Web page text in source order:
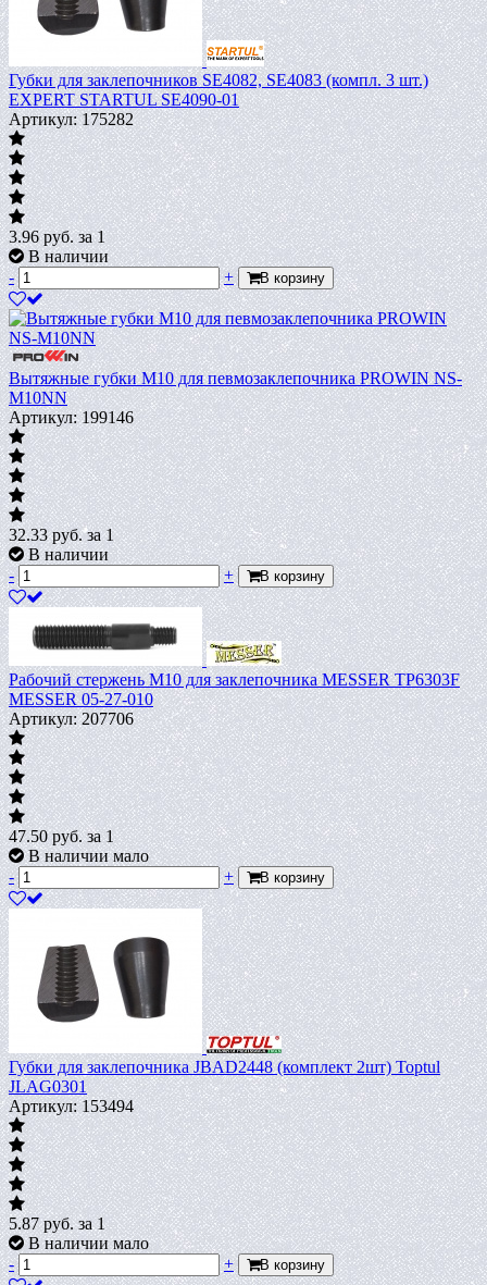
Губки для заклепочников SE4082, SE4083 (компл. 3 шт.)
EXPERT STARTUL SE4090-01
Артикул: 175282
3.96руб.за 1
В наличии
-
+ В корзину
Вытяжные губки М10 для певмозаклепочника PROWIN NS-
М10NN
Артикул: 199146
32.33руб.за 1
В наличии
-
+ В корзину
Рабочий стержень М10 для заклепочника MESSER TP6303F
MESSER 05-27-010
Артикул: 207706
47.50руб.за 1
В наличии мало
-
+ В корзину
Губки для заклепочника JBAD2448 (комплект 2шт) Toptul
JLAG0301
Артикул: 153494
5.87руб.за 1
В наличии мало
-
+ В корзину